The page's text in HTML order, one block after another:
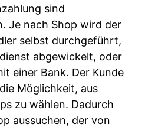
sind
Je nach Shop wird der
selbst durchgeführt,
abgewickelt, oder
einer Bank. Der Kunde
Möglichkeit, aus
zu wählen. Dadurch
aussuchen, der von